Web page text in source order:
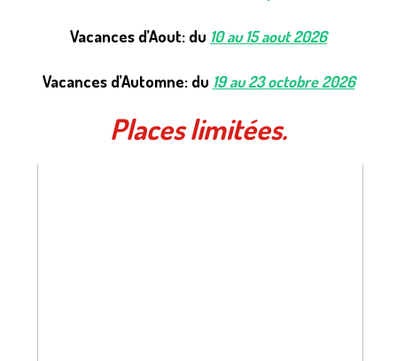
Vacances d’Aout: du 10 au 15 aout 2026
Vacances d’Automne: du 19 au 23 octobre 2026
Places limitées.